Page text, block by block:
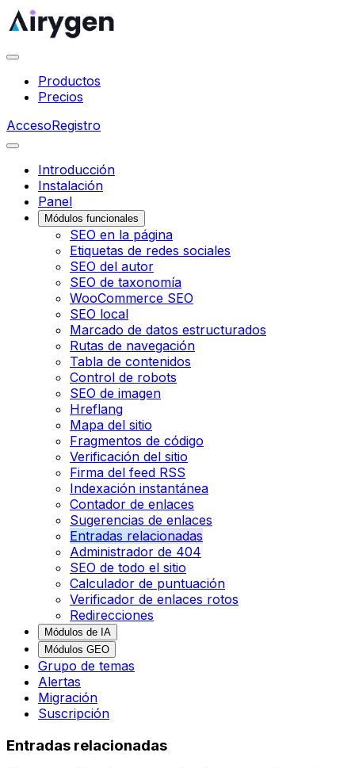
Productos
Precios
AccesoRegistro
Introducción
Instalación
Panel
Módulos funcionales
SEO en la página
Etiquetas de redes sociales
SEO del autor
SEO de taxonomía
WooCommerce SEO
SEO local
Marcado de datos estructurados
Rutas de navegación
Tabla de contenidos
Control de robots
SEO de imagen
Hreflang
Mapa del sitio
Fragmentos de código
Verificación del sitio
Firma del feed RSS
Indexación instantánea
Contador de enlaces
Sugerencias de enlaces
Entradas relacionadas
Administrador de 404
SEO de todo el sitio
Calculador de puntuación
Verificador de enlaces rotos
Redirecciones
Módulos de IA
Módulos GEO
Grupo de temas
Alertas
Migración
Suscripción
Entradas relacionadas